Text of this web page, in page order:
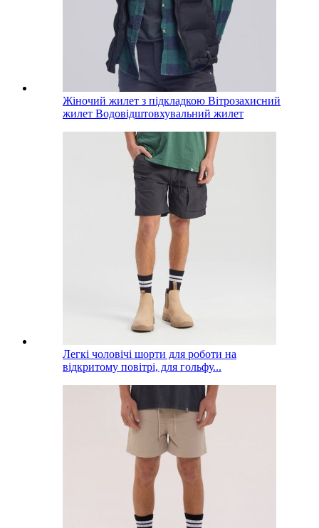
Жіночий жилет з підкладкою Вітрозахисний
жилет Водовідштовхувальний жилет
Легкі чоловічі шорти для роботи на
відкритому повітрі, для гольфу...